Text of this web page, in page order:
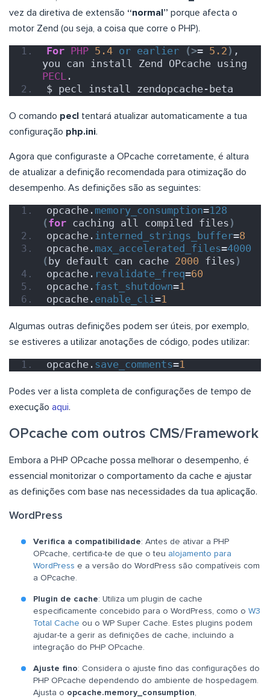
vez da diretiva de extensão “normal” porque afecta o
motor Zend (ou seja, a coisa que corre o PHP).
For PHP 5.4 or earlier (>= 5.2 ) ,
PECL .
$ pecl install zendopcache-beta
O comando pecl tentará atualizar automaticamente a tua
configuração php.ini.
Agora que configuraste a OPcache corretamente, é altura
de atualizar a definição recomendada para otimização do
desempenho. As definições são as seguintes:
opcache. memory_consumption=128
(for caching all compiled files )
opcache. interned_strings_buffer=8
opcache. max_accelerated_files=4000
( by default can cache 2000 files )
opcache. revalidate_freq=60
opcache. fast_shutdown=1
opcache. enable_cli=1
Algumas outras definições podem ser úteis, por exemplo,
se estiveres a utilizar anotações de código, podes utilizar:
opcache. save_comments=1
Podes ver a lista completa de configurações de tempo de
execução aqui.
OPcache com outros CMS/Framework
Embora a PHP OPcache possa melhorar o desempenho, é
essencial monitorizar o comportamento da cache e ajustar
as definições com base nas necessidades da tua aplicação.
WordPress
Verifica a compatibilidade: Antes de ativar a PHP
OPcache, certifica-te de que o teu alojamento para
WordPress e a versão do WordPress são compatíveis com
a OPcache.
Plugin de cache: Utiliza um plugin de cache
especificamente concebido para o WordPress, como o W3
Total Cache ou o WP Super Cache. Estes plugins podem
ajudar-te a gerir as definições de cache, incluindo a
integração do PHP OPcache.
Ajuste fino: Considera o ajuste fino das configurações do
PHP OPcache dependendo do ambiente de hospedagem.
Ajusta o opcache.memory_consumption,